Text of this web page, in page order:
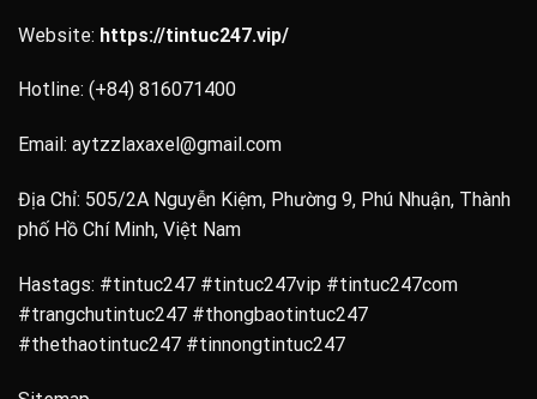
Website: https://tintuc247.vip/
Hotline: (+84) 816071400
Email: aytzzlaxaxel@gmail.com
Địa Chỉ: 505/2A Nguyễn Kiệm, Phường 9, Phú Nhuận, Thành
phố Hồ Chí Minh, Việt Nam
Hastags: #tintuc247 #tintuc247vip #tintuc247com
#trangchutintuc247 #thongbaotintuc247
#thethaotintuc247 #tinnongtintuc247